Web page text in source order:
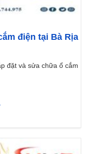
điện tại Bà Rịa
đặt và sửa chữa ổ cắm